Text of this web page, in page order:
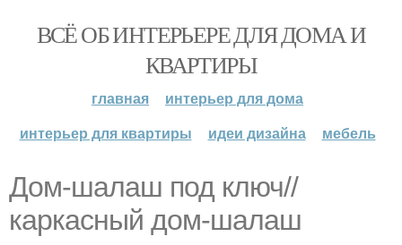
ВСЁ ОБ ИНТЕРЬЕРЕ ДЛЯ ДОМА И
КВАРТИРЫ
главная
интерьер для дома
интерьер для квартиры
идеи дизайна мебель
Дом-шалаш под ключ//
каркасный дом-шалаш